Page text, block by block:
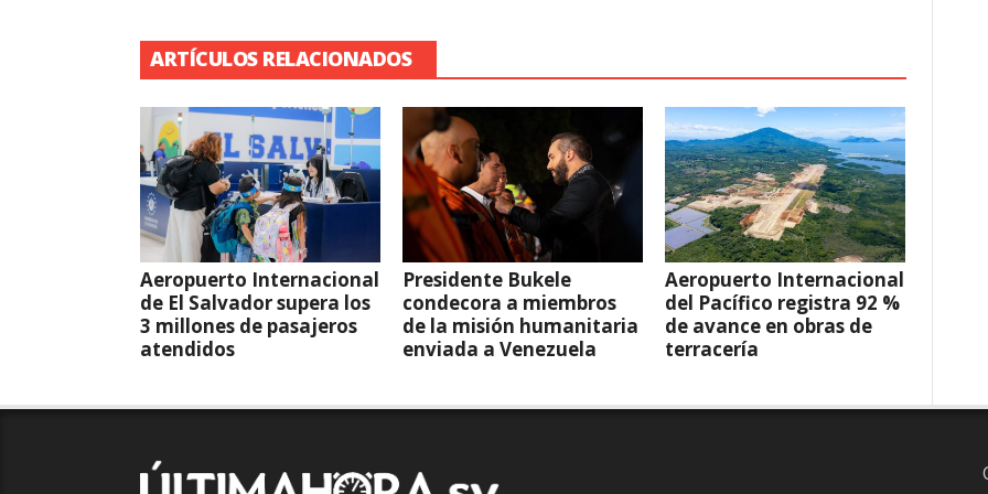
ARTÍCULOS RELACIONADOS
Aeropuerto Internacional
de El Salvador supera los
3 millones de pasajeros
atendidos
Presidente Bukele
condecora a miembros
de la misión humanitaria
enviada a Venezuela
Aeropuerto Internacional
del Pacífico registra 92 %
de avance en obras de
terracería